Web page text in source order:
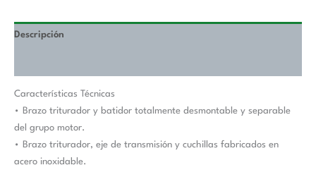
Descripción
Características Técnicas
• Brazo triturador y batidor totalmente desmontable y separable
del grupo motor.
• Brazo triturador, eje de transmisión y cuchillas fabricados en
acero inoxidable.